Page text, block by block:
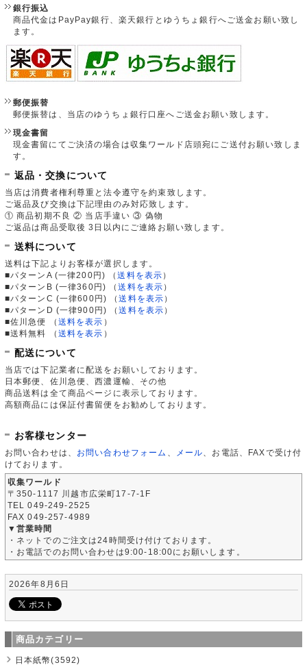
銀行振込
商品代金はPayPay銀行、楽天銀行とゆうちょ銀行へご送金お願い致し
ます。
郵便振替
郵便振替は、当店のゆうちょ銀行口座へご送金お願い致します。
現金書留
現金書留にてご決済の場合は収集ワールド店頭宛にご送付お願い致しま
す。
返品・交換について
当店は消費者権利尊重と法令遵守を約束致します。
ご返品及び交換は下記理由のみ対応致します。
① 商品初期不良 ② 当店手違い ③ 偽物
ご返品は商品受取後 3日以内にご連絡お願い致します。
送料について
送料は下記よりお客様が選択します。
■パターンA (一律200円)
（送料を表示 ）
■パターンB (一律360円)
（送料を表示 ）
■パターンC (一律600円)
（送料を表示 ）
■パターンD (一律900円)
（送料を表示 ）
■佐川急便
（ 送料を表示 ）
■送料無料
（ 送料を表示 ）
配送について
当店では下記業者に配送をお願いしております。
日本郵便、佐川急便、西濃運輸、その他
商品送料は全て商品ページに表示しております。
高額商品には保証付書留便をお勧めしております。
お客様センター
お問い合わせは、 お問い合わせフォーム メール 、お電話、FAXで受け付
けております。
収集ワールド
〒350-1117 川越市広栄町17-7-1F
TEL 049-249-2525
FAX 049-257-4989
▼営業時間
・ネットでのご注文は24時間受け付けております。
・お電話でのお問い合わせは9:00-18:00にお願いします。
2026年8月6日
商品カテゴリー
日本紙幣(3592)